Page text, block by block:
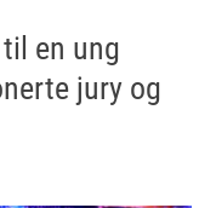
en ung
jury og